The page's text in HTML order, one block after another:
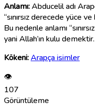
Anlamı:Abducelil adı
“sınırsız derecede yüce
Bu nedenle anlamı
yani Allah’ın kulu demektir.
Kökeni:Arapça isimler
👁
107
Görüntüleme